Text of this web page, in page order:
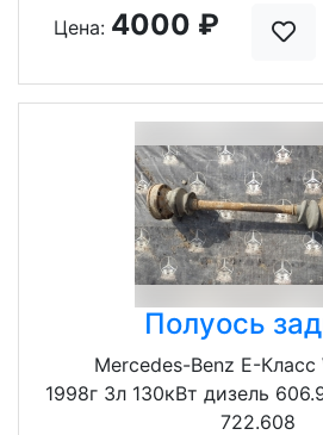
Цена: 4000 ₽
Полуось
Mercedes-Benz E-Класс
1998г 3л 130кВт дизель
722.608